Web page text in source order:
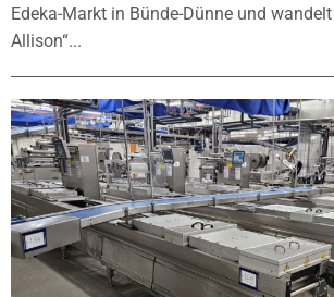
Edeka-Markt in Bünde-Dünne und
Allison“...